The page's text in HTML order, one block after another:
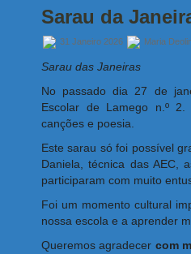
Sarau da
31 Janeiro 2026 Maria
Sarau das Janeiras
No passado dia 27 de
Escolar de Lamego n.º
canções e poesia.
Este sarau só foi possível
Daniela, técnica das AEC,
participaram com muito
Foi um momento cultural
nossa escola e a aprender
Queremos agradecer com